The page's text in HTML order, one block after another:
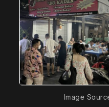
Image